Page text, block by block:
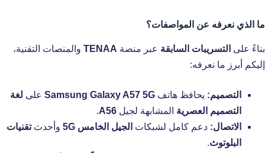
ما الذي نعرفه عن المواصفات؟
بناءً على التسريبات السابقة عبر منصة TENAA والمنصات التقنية،
إليكم أبرز ما نعرفه:
التصميم: يحافظ هاتف Samsung Galaxy A57 5G على لغة
التصميم العصرية المشابهة لجيل A56
.
الاتصال: دعم كامل لشبكات الجيل الخامس 5G وأحدثتقنيات
البلوتوث.